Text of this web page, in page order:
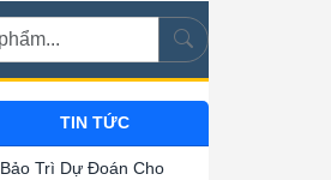
TIN TỨC
Bảo Trì Dự Đoán Cho